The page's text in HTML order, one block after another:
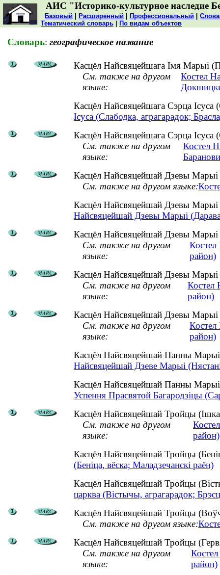
АИС "Историко-культурное наследие
Базовый Расширенный Профессиональный
Тематический словарь
По видам объектов
Словарь: географическое название
Касцёл Найсвяцейшага Імя Марыі
См. также на другом
языке:
Костел
Касцёл Найсвяцейшага Сэрца
Ісуса (Слабодка, аграгарадок;
Касцёл Найсвяцейшага Сэрца Ісуса
См. также на другом
языке:
Костел
Касцёл Найсвяцейшай Дзевы
См. также на другом языке:
Касцёл Найсвяцейшай Дзевы
Найсвяцейшай Дзевы Марыі
Касцёл Найсвяцейшай Дзевы Марыі
См. также на другом
языке:
район)
Касцёл Найсвяцейшай Дзевы Марыі
См. также на другом
языке:
Костел
район)
Касцёл Найсвяцейшай Дзевы Марыі
См. также на другом
языке:
район)
Касцёл Найсвяцейшай Панны
Найсвяцейшай Дзеве Марыі
Касцёл Найсвяцейшай Панны
Успення Прасвятой Багародзіцы
Касцёл Найсвяцейшай Тройцы
См. также на другом
языке:
район)
Касцёл Найсвяцейшай Тройцы
(Беніца, вёска; Маладзечанскі раён)
Касцёл Найсвяцейшай Тройцы
царква (Вістычы, аграгарадок;
Касцёл Найсвяцейшай Тройцы
См. также на другом языке:
Касцёл Найсвяцейшай Тройцы
См. также на другом
языке:
район)